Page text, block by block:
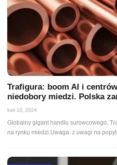
Trafigura: boom AI i
niedobory miedzi. Polska
kwi 10, 2024
Globalny gigant handlu surowcowego,
na rynku miedzi.Uwaga: z uwagi na